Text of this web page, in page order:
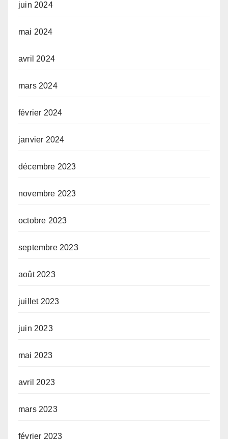
juin 2024
mai 2024
avril 2024
mars 2024
février 2024
janvier 2024
décembre 2023
novembre 2023
octobre 2023
septembre 2023
août 2023
juillet 2023
juin 2023
mai 2023
avril 2023
mars 2023
février 2023